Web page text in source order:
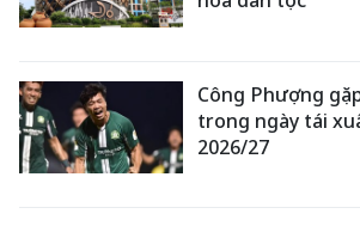
Công Phượng
trong ngày tái
2026/27